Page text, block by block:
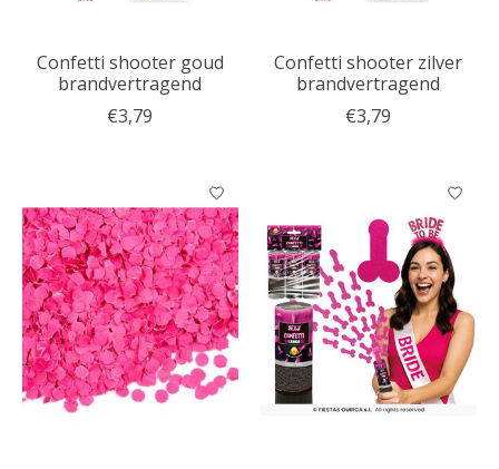
Confetti shooter goud
brandvertragend
€3,79
Confetti shooter zilver
brandvertragend
€3,79